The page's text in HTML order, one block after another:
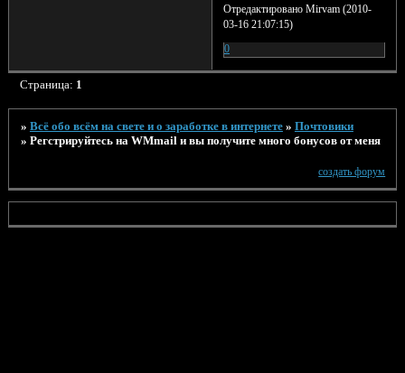
Отредактировано Mirvam (2010-
03-16 21:07:15)
0
Страница: 1
» Всё обо всём на свете и о заработке в интернете » Почтовики
» Регстрируйтесь на WMmail и вы получите много бонусов от меня
создать форум